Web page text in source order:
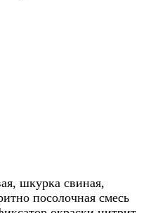
шкурка свиная,
посолочная смесь